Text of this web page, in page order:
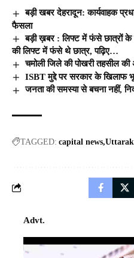
बड़ी खबर देहरादून: कार्यवाहक
फैसला
बड़ी ख़बर : लिफ्ट में फंसे छात्रों
की लिफ्ट में फंसे थे छात्र, पढ़िए…
चमोली जिले की पोखरी तहसील
ISBT मुद्दे पर सरकार के खिलाफ
जनता की समस्या से बचना नहीं,
TAGGED: capital news
Advt.
Video